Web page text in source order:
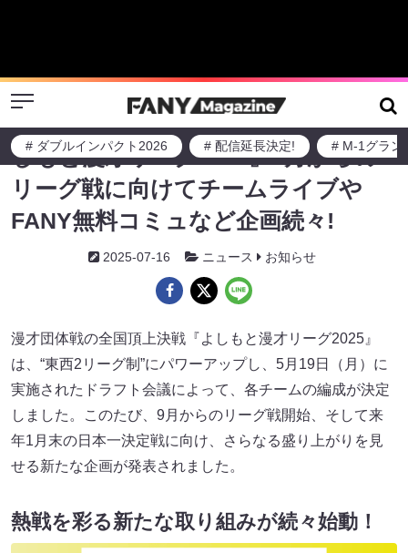
よしもと芸人による漫才団体戦『よ
しもと漫才リーグ2025』9月からの
リーグ戦に向けてチームライブや
FANY無料コミュなど企画続々!
2025-07-16 ニュース お知らせ
漫才団体戦の全国頂上決戦『よしもと漫才リーグ2025』
は、“東西2リーグ制”にパワーアップし、5月19日（月）に
実施されたドラフト会議によって、各チームの編成が決定
しました。このたび、9月からのリーグ戦開始、そして来
年1月末の日本一決定戦に向け、さらなる盛り上がりを見
せる新たな企画が発表されました。
熱戦を彩る新たな取り組みが続々始動！